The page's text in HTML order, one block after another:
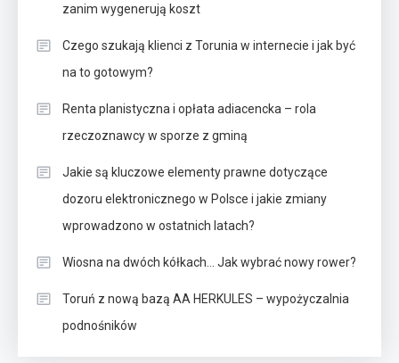
zanim wygenerują koszt
Czego szukają klienci z Torunia w internecie i jak być
na to gotowym?
Renta planistyczna i opłata adiacencka – rola
rzeczoznawcy w sporze z gminą
Jakie są kluczowe elementy prawne dotyczące
dozoru elektronicznego w Polsce i jakie zmiany
wprowadzono w ostatnich latach?
Wiosna na dwóch kółkach… Jak wybrać nowy rower?
Toruń z nową bazą AA HERKULES – wypożyczalnia
podnośników